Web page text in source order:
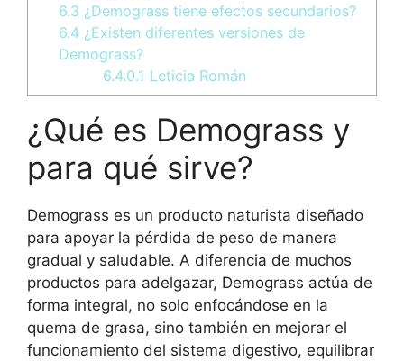
6.3 ¿Demograss tiene efectos secundarios?
6.4 ¿Existen diferentes versiones de
Demograss?
6.4.0.1 Leticia Román
¿Qué es Demograss y
para qué sirve?
Demograss es un producto naturista diseñado
para apoyar la pérdida de peso de manera
gradual y saludable. A diferencia de muchos
productos para adelgazar, Demograss actúa de
forma integral, no solo enfocándose en la
quema de grasa, sino también en mejorar el
funcionamiento del sistema digestivo, equilibrar